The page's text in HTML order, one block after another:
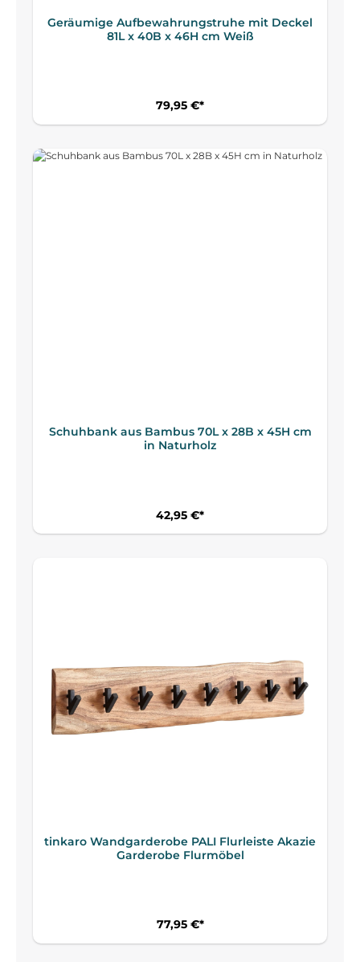
Geräumige Aufbewahrungstruhe mit Deckel
81L x 40B x 46H cm Weiß
79,95 €*
Schuhbank aus Bambus 70L x 28B x 45H cm
in Naturholz
42,95 €*
tinkaro Wandgarderobe PALI Flurleiste Akazie
Garderobe Flurmöbel
77,95 €*